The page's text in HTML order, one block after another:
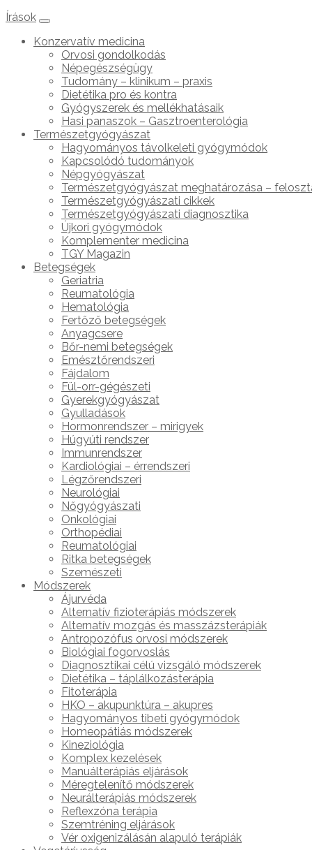
Írások
Konzervatív medicina
Orvosi gondolkodás
Népegészségügy
Tudomány – klinikum – praxis
Dietétika pro és kontra
Gyógyszerek és mellékhatásaik
Hasi panaszok – Gasztroenterológia
Természetgyógyászat
Hagyományos távolkeleti gyógymódok
Kapcsolódó tudományok
Népgyógyászat
Természetgyógyászat meghatározása –
Természetgyógyászati cikkek
Természetgyógyászati diagnosztika
Újkori gyógymódok
Komplementer medicina
TGY Magazin
Betegségek
Geriatria
Reumatológia
Hematológia
Fertőző betegségek
Anyagcsere
Bőr-nemi betegségek
Emésztőrendszeri
Fájdalom
Fül-orr-gégészeti
Gyerekgyógyászat
Gyulladások
Hormonrendszer – mirigyek
Húgyúti rendszer
Immunrendszer
Kardiológiai – érrendszeri
Légzőrendszeri
Neurológiai
Nőgyógyászati
Onkológiai
Orthopédiai
Reumatológiai
Ritka betegségek
Szemészeti
Módszerek
Ájurvéda
Alternatív fizioterápiás módszerek
Alternatív mozgás és masszázsterápiák
Antropozófus orvosi módszerek
Biológiai fogorvoslás
Diagnosztikai célú vizsgáló módszerek
Dietétika – táplálkozásterápia
Fitoterápia
HKO – akupunktúra – akupres
Hagyományos tibeti gyógymódok
Homeopátiás módszerek
Kineziológia
Komplex kezelések
Manuálterápiás eljárások
Méregtelenítő módszerek
Neurálterápiás módszerek
Reflexzóna terápia
Szemtréning eljárások
Vér oxigenizálásán alapuló terápiák